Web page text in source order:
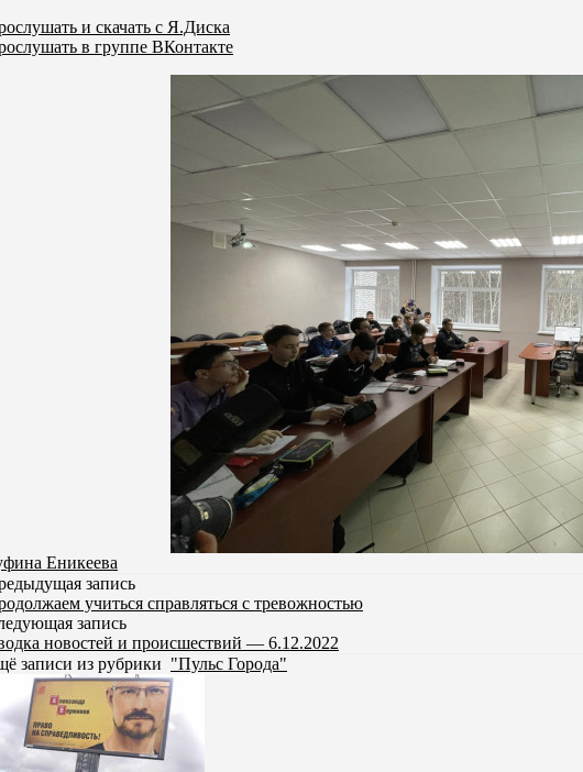
и скачать с Я.Диска
в группе ВКонтакте
Еникеева
запись
учиться справляться с тревожностью
запись
новостей и происшествий — 6.12.2022
записи из рубрики "Пульс Города"